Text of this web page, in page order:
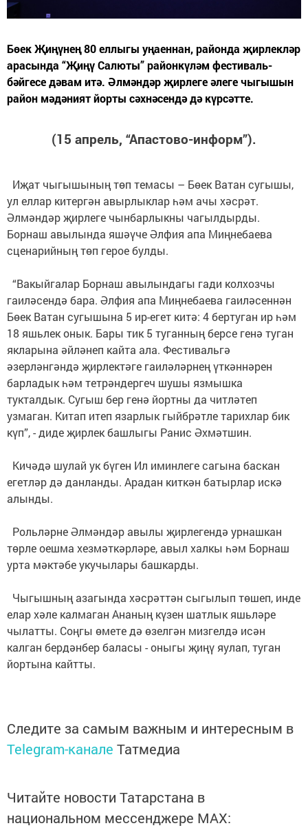
Бөек Җиңүнең 80 еллыгы уңаеннан, районда җирлекләр
арасында “Җиңү Салюты” районкүләм фестиваль-
бәйгесе дәвам итә. Әлмәндәр җирлеге әлеге чыгышын
район мәдәният йорты сәхнәсендә дә күрсәтте.
(15 апрель, “Апастово-информ”).
Иҗат чыгышының төп темасы – Бөек Ватан сугышы,
ул еллар китергән авырлыклар һәм ачы хәсрәт.
Әлмәндәр җирлеге чынбарлыкны чагылдырды.
Борнаш авылында яшәүче Әлфия апа Миңнебаева
сценарийның төп герое булды.
“Вакыйгалар Борнаш авылындагы гади колхозчы
гаиләсендә бара. Әлфия апа Миңнебаева гаиләсеннән
Бөек Ватан сугышына 5 ир-егет китә: 4 бертуган ир һәм
18 яшьлек онык. Бары тик 5 туганның берсе генә туган
якларына әйләнеп кайта ала. Фестивальгә
әзерләнгәндә җирлектәге гаиләләрнең үткәннәрен
барладык һәм тетрәндергеч шушы язмышка
тукталдык. Сугыш бер генә йортны да читләтеп
узмаган. Китап итеп язарлык гыйбрәтле тарихлар бик
күп”, - диде җирлек башлыгы Ранис Әхмәтшин.
Кичәдә шулай ук бүген Ил иминлеге сагына баскан
егетләр дә данланды. Арадан киткән батырлар искә
алынды.
Рольләрне Әлмәндәр авылы җирлегендә урнашкан
төрле оешма хезмәткәрләре, авыл халкы һәм Борнаш
урта мәктәбе укучылары башкарды.
Чыгышның азагында хәсрәттән сыгылып төшеп, инде
елар хәле калмаган Ананың күзен шатлык яшьләре
чылатты. Соңгы өмете дә өзелгән мизгелдә исән
калган бердәнбер баласы - оныгы җиңү яулап, туган
йортына кайтты.
Следите за самым важным и интересным в
Telegram-канале Татмедиа
Читайте новости Татарстана в
национальном мессенджере MАХ: